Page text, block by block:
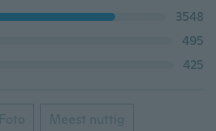
3548
495
425
Foto Meest nuttig